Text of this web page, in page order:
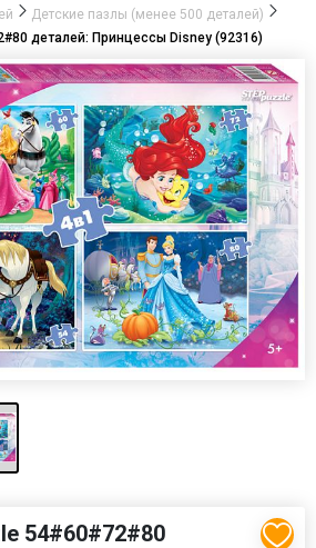
Детские пазлы (менее 500 деталей)
деталей: Принцессы Disney (92316)
54#60#72#80